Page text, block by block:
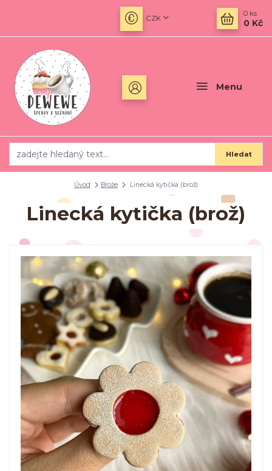
Menu
CZK
Hledat
0 ks
0 Kč
Úvod Brože Linecká kytička (brož)
Linecká kytička (brož)